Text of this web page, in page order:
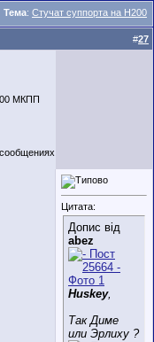
Тема: Стучат суппорта на H200
#27
МКПП
Цитата:
Допис від
abez
Huskey,
Так Диме
или Эрлиху ?